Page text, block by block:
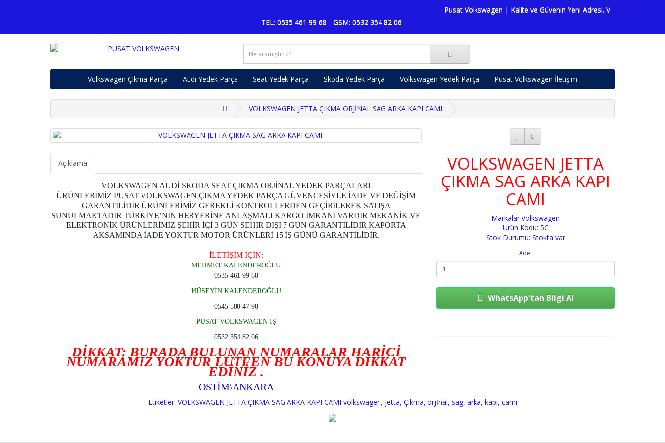
Pusat Volkswagen | Kalite ve Güvenin Yeni Adresi. Volkswagen
TEL: 0535 461 99 68
GSM: 0532 354 82 06
Volkswagen Çıkma Parça Audi Yedek Parça Seat Yedek Parça Skoda Yedek Parça Volkswagen Yedek Parça Pusat Volkswagen İletişim
VOLKSWAGEN JETTA ÇIKMA ORJİNAL SAG ARKA KAPI CAMI
Açıklama
VOLKSWAGEN AUDİ SKODA SEAT ÇIKMA ORJİNAL YEDEK PARÇALARI
ÜRÜNLERİMİZ PUSAT VOLKSWAGEN ÇIKMA YEDEK PARÇA GÜVENCESİYLE İADE VE DEĞİŞİM
GARANTİLİDİR ÜRÜNLERİMİZ GEREKLİ KONTROLLERDEN GEÇİRİLEREK SATIŞA
SUNULMAKTADIR TÜRKİYE’NİN HERYERİNE ANLAŞMALI KARGO İMKANI VARDIR MEKANİK VE
ELEKTRONİK ÜRÜNLERİMİZ ŞEHİR İÇİ 3 GÜN SEHİR DIŞI 7 GÜN GARANTİLİDİR KAPORTA
AKSAMINDA İADE YOKTUR MOTOR ÜRÜNLERİ 15 İŞ GÜNÜ GARANTİLİDİR.
İLETİŞİM İÇİN:
MEHMET KALENDEROĞLU
0535 461 99 68
HÜSEYİN KALENDEROĞLU
0545 580 47 98
PUSAT VOLKSWAGEN İŞ
0532 354 82 06
DİKKAT: BURADA BULUNAN NUMARALAR HARİCİ
NUMARAMIZ YOKTUR LÜTFEN BU KONUYA DİKKAT
EDİNİZ .
OSTİM\ANKARA
VOLKSWAGEN JETTA
ÇIKMA SAG ARKA KAPI
CAMI
Markalar Volkswagen
Ürün Kodu: 5C
Stok Durumu: Stokta var
Adet
WhatsApp'tan Bilgi Al
Etiketler: VOLKSWAGEN JETTA ÇIKMA SAG ARKA KAPI CAMI volkswagen, jetta, Çikma, orjİnal, sag, arka, kapi, cami